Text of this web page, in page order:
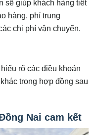
sẽ giúp khách hàng tiết
hàng, phí trung
chi phí vận chuyển.
rõ các điều khoản
trong hợp đồng sau
Nai cam kết